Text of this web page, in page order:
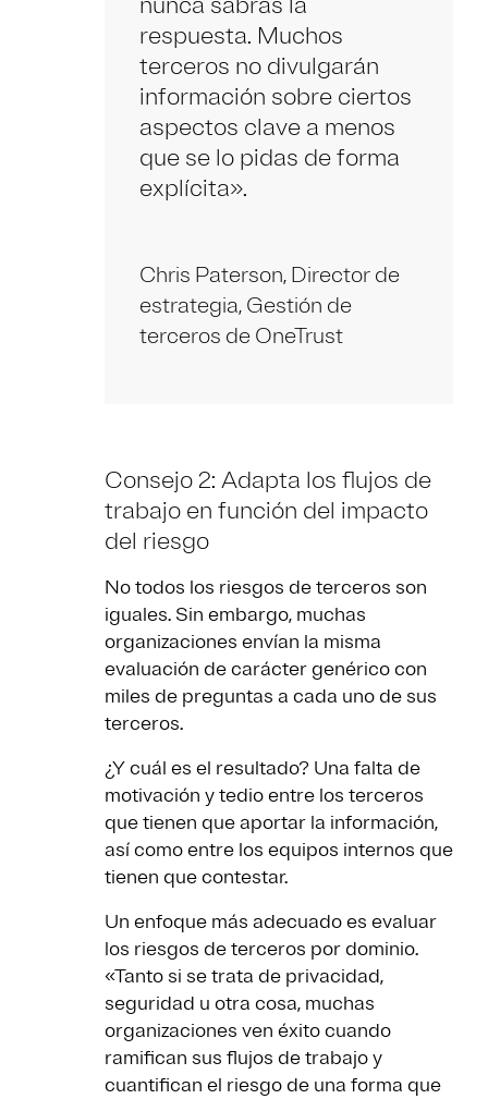
respuesta. Muchos
terceros no divulgarán
información sobre ciertos
aspectos clave a menos
que se lo pidas de forma
explícita».
Chris Paterson, Director de
estrategia, Gestión de
terceros de OneTrust
Consejo 2: Adapta los flujos de
trabajo en función del impacto
del riesgo
No todos los riesgos de terceros son
iguales. Sin embargo, muchas
organizaciones envían la misma
evaluación de carácter genérico con
miles de preguntas a cada uno de sus
terceros.
¿Y cuál es el resultado? Una falta de
motivación y tedio entre los terceros
que tienen que aportar la información,
así como entre los equipos internos que
tienen que contestar.
Un enfoque más adecuado es evaluar
los riesgos de terceros por dominio.
«Tanto si se trata de privacidad,
seguridad u otra cosa, muchas
organizaciones ven éxito cuando
ramifican sus flujos de trabajo y
cuantifican el riesgo de una forma que